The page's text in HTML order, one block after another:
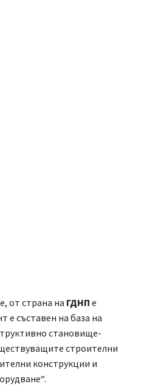
от страна на ГДНП е
е съставен на база на
становище-
строителни
конструкции и